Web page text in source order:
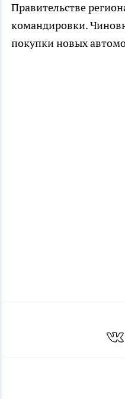
Правительстве
командировки.
покупки новых